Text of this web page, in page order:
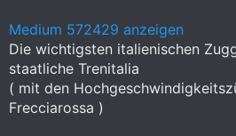
Medium 572429 anzeigen
Die wichtigsten italienischen
staatliche Trenitalia
( mit den
Frecciarossa )